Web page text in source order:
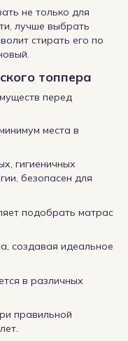
не только для
лучше выбрать
стирать его по
топпера
перед
места в
гигиеничных
безопасен для
подобрать матрас
создавая идеальное
в различных
правильной